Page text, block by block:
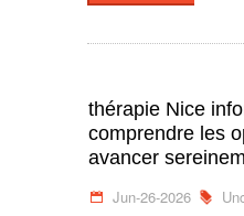
thérapie Nice
comprendre les
avancer
Jun-26-2026